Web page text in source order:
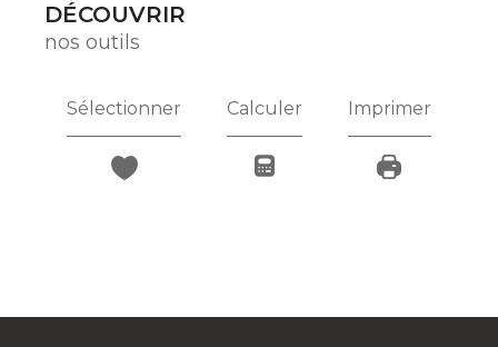
DÉCOUVRIR
nos outils
Sélectionner Calculer Imprimer